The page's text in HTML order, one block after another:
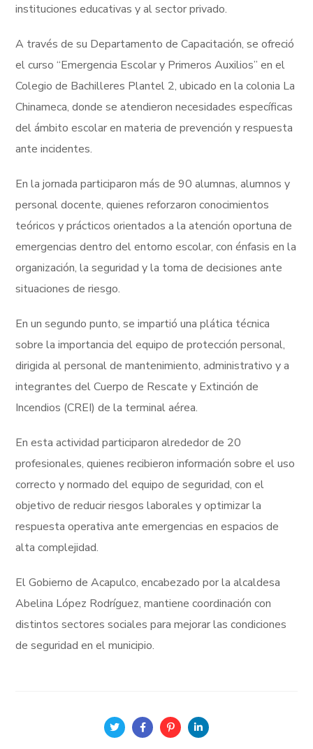
instituciones educativas y al sector privado.
A través de su Departamento de Capacitación, se ofreció
el curso “Emergencia Escolar y Primeros Auxilios” en el
Colegio de Bachilleres Plantel 2, ubicado en la colonia La
Chinameca, donde se atendieron necesidades específicas
del ámbito escolar en materia de prevención y respuesta
ante incidentes.
En la jornada participaron más de 90 alumnas, alumnos y
personal docente, quienes reforzaron conocimientos
teóricos y prácticos orientados a la atención oportuna de
emergencias dentro del entorno escolar, con énfasis en la
organización, la seguridad y la toma de decisiones ante
situaciones de riesgo.
En un segundo punto, se impartió una plática técnica
sobre la importancia del equipo de protección personal,
dirigida al personal de mantenimiento, administrativo y a
integrantes del Cuerpo de Rescate y Extinción de
Incendios (CREI) de la terminal aérea.
En esta actividad participaron alrededor de 20
profesionales, quienes recibieron información sobre el uso
correcto y normado del equipo de seguridad, con el
objetivo de reducir riesgos laborales y optimizar la
respuesta operativa ante emergencias en espacios de
alta complejidad.
El Gobierno de Acapulco, encabezado por la alcaldesa
Abelina López Rodríguez, mantiene coordinación con
distintos sectores sociales para mejorar las condiciones
de seguridad en el municipio.